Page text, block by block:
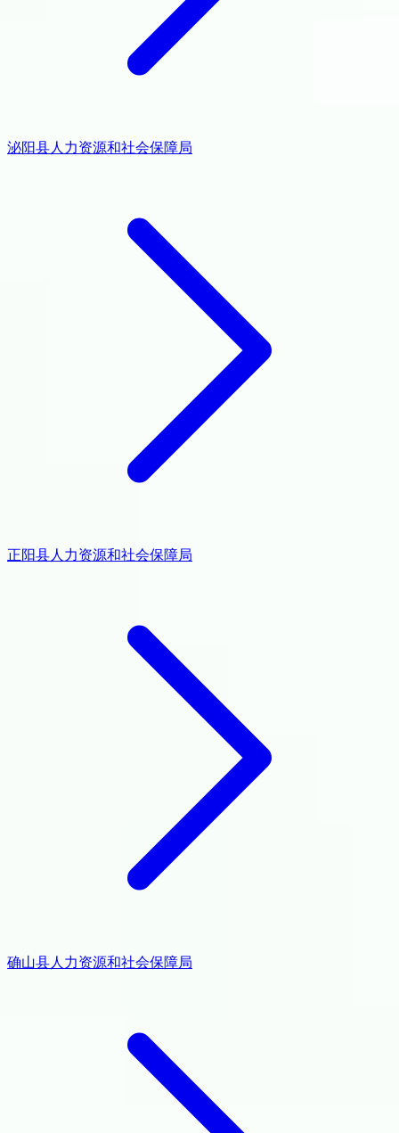
泌阳县人力资源和社会保障局
正阳县人力资源和社会保障局
确山县人力资源和社会保障局